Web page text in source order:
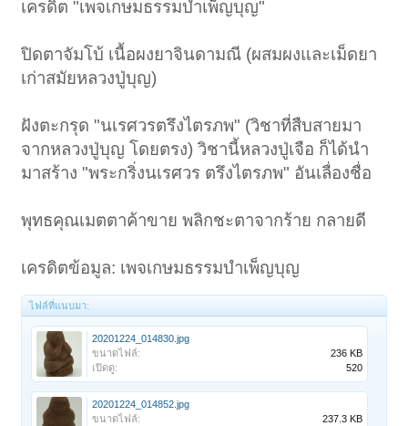
เครดิต "เพจเกษมธรรมบำเพ็ญบุญ"
ปิดตาจัมโบ้ เนื้อผงยาจินดามณี (ผสมผงและเม็ดยา
เก่าสมัยหลวงปู่บุญ)
ฝังตะกรุด "นเรศวรตรึงไตรภพ" (วิชาที่สืบสายมา
จากหลวงปู่บุญ โดยตรง) วิชานี้หลวงปู่เจือ ก็ได้นำ
มาสร้าง "พระกริ่งนเรศวร ตรึงไตรภพ" อันเลื่องชื่อ
พุทธคุณเมตตาค้าขาย พลิกชะตาจากร้าย กลายดี
เครดิตข้อมูล: เพจเกษมธรรมบำเพ็ญบุญ
ไฟล์ที่แนบมา:
20201224_014830.jpg
ขนาดไฟล์:
236 KB
เปิดดู:
520
20201224_014852.jpg
ขนาดไฟล์:
237.3 KB